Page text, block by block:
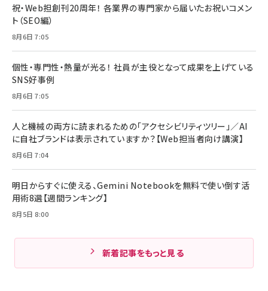
祝・Web担創刊20周年！ 各業界の専門家から届いたお祝いコメン
ト（SEO編）
8月6日 7:05
個性・専門性・熱量が光る！ 社員が主役となって成果を上げている
SNS好事例
8月6日 7:05
人と機械の両方に読まれるための「アクセシビリティツリー」／AI
に自社ブランドは表示されていますか？【Web担当者向け講演】
8月6日 7:04
明日からすぐに使える、Gemini Notebookを無料で使い倒す活
用術8選【週間ランキング】
8月5日 8:00
新着記事をもっと見る